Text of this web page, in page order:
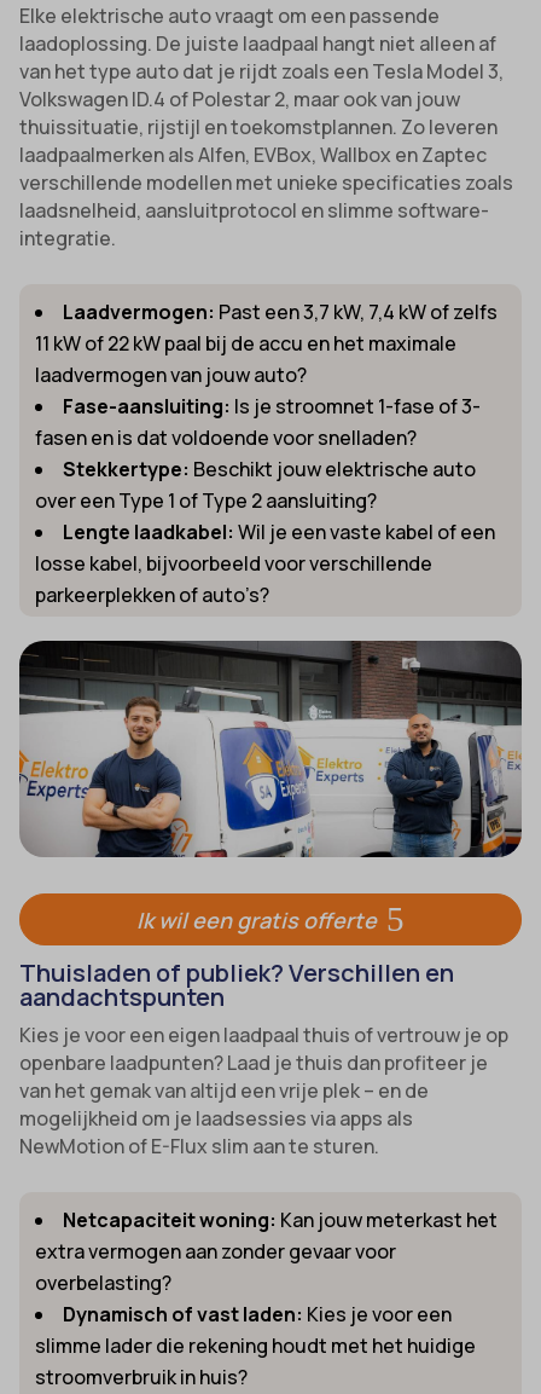
Elke elektrische auto vraagt om een passende
laadoplossing. De juiste laadpaal hangt niet alleen af
van het type auto dat je rijdt zoals een Tesla Model 3,
Volkswagen ID.4 of Polestar 2, maar ook van jouw
thuissituatie, rijstijl en toekomstplannen. Zo leveren
laadpaalmerken als Alfen, EVBox, Wallbox en Zaptec
verschillende modellen met unieke specificaties zoals
laadsnelheid, aansluitprotocol en slimme software-
integratie.
Laadvermogen: Past een 3,7 kW, 7,4 kW of zelfs
11 kW of 22 kW paal bij de accu en het maximale
laadvermogen van jouw auto?
Fase-aansluiting: Is je stroomnet 1-fase of 3-
fasen en is dat voldoende voor snelladen?
Stekkertype: Beschikt jouw elektrische auto
over een Type 1 of Type 2 aansluiting?
Lengte laadkabel: Wil je een vaste kabel of een
losse kabel, bijvoorbeeld voor verschillende
parkeerplekken of auto’s?
Ik wil een gratis offerte
Thuisladen of publiek? Verschillen en
aandachtspunten
Kies je voor een eigen laadpaal thuis of vertrouw je op
openbare laadpunten? Laad je thuis dan profiteer je
van het gemak van altijd een vrije plek – en de
mogelijkheid om je laadsessies via apps als
NewMotion of E-Flux slim aan te sturen.
Netcapaciteit woning: Kan jouw meterkast het
extra vermogen aan zonder gevaar voor
overbelasting?
Dynamisch of vast laden: Kies je voor een
slimme lader die rekening houdt met het huidige
stroomverbruik in huis?